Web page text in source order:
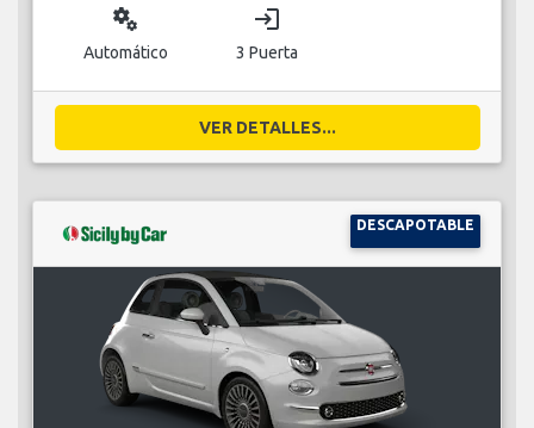
miscellaneous_services
Automático
login
3 Puerta
VER DETALLES...
DESCAPOTABLE